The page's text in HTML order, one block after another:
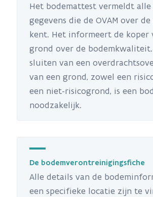
Het bodemattest vermeldt
gegevens die de OVAM over
kent. Het informeert de koper
grond over de
sluiten van een
van een grond, zowel een
een niet-risicogrond, is een
noodzakelijk.
De bodemverontreinigingsfiche
Alle details van de
een specifieke locatie zijn te